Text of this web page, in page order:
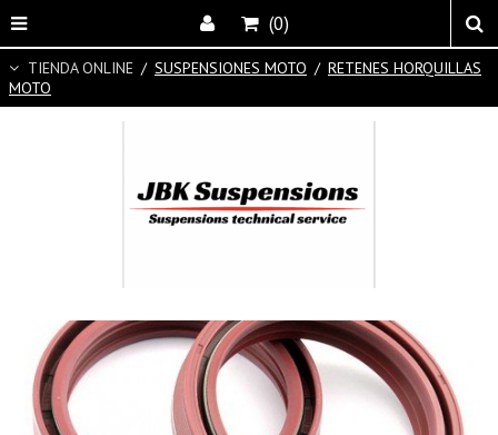
(0)
TIENDA ONLINE / SUSPENSIONES MOTO / RETENES HORQUILLAS
MOTO